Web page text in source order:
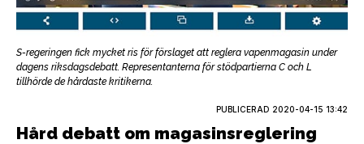
S-regeringen fick mycket ris för förslaget att reglera vapenmagasin under
dagens riksdagsdebatt. Representanterna för stödpartierna C och L
tillhörde de hårdaste kritikerna.
PUBLICERAD 2020-04-15 13:42
Hård debatt om magasinsreglering